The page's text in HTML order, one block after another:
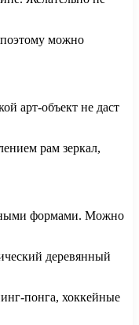
поэтому можно
арт-объект не даст
рам зеркал,
формами. Можно
деревянный
понга, хоккейные